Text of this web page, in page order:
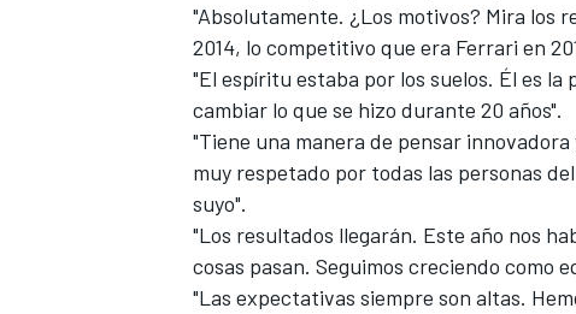
MÁS CATEGORÍAS
"Absolutamente. ¿Los motivos? Mira los
2014, lo competitivo que era Ferrari en
"El espíritu estaba por los suelos. Él es
cambiar lo que se hizo durante 20 años".
"Tiene una manera de pensar
muy respetado por todas las personas
suyo".
"Los resultados llegarán. Este año nos
cosas pasan. Seguimos creciendo como
"Las expectativas siempre son altas.